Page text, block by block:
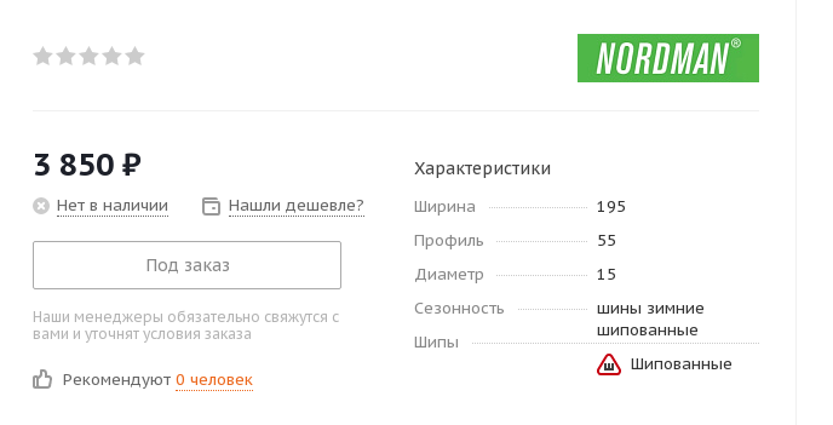
3 850 ₽
Нет в наличии Нашли дешевле?
Под заказ
Наши менеджеры обязательно свяжутся с
вами и уточнят условия заказа
Рекомендуют 0 человек
Характеристики
Ширина
195
Профиль
55
Диаметр
15
Сезонность
шины зимние
шипованные
Шипы
Шипованные